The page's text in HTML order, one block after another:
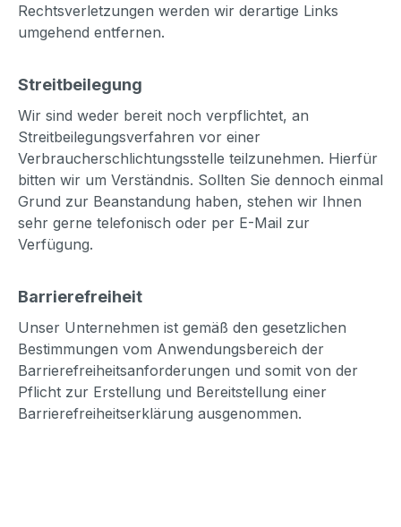
Rechtsverletzungen werden wir derartige Links
umgehend entfernen.
Streitbeilegung
Wir sind weder bereit noch verpflichtet, an
Streitbeilegungsverfahren vor einer
Verbraucherschlichtungsstelle teilzunehmen. Hierfür
bitten wir um Verständnis. Sollten Sie dennoch einmal
Grund zur Beanstandung haben, stehen wir Ihnen
sehr gerne telefonisch oder per E-Mail zur
Verfügung.
Barrierefreiheit
Unser Unternehmen ist gemäß den gesetzlichen
Bestimmungen vom Anwendungsbereich der
Barrierefreiheitsanforderungen und somit von der
Pflicht zur Erstellung und Bereitstellung einer
Barrierefreiheitserklärung ausgenommen.